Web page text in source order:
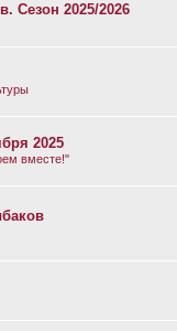
Сезон 2025/2026
2025
вместе!"